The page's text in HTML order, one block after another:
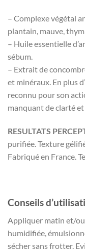
– Complexe végétal
plantain, mauve,
– Huile essentielle
sébum.
– Extrait de
et minéraux. En plus
reconnu pour son
manquant de clarté et
RESULTATS
purifiée. Texture
Fabriqué en France.
Conseils
Appliquer matin et/
humidifiée,
sécher sans frotter.